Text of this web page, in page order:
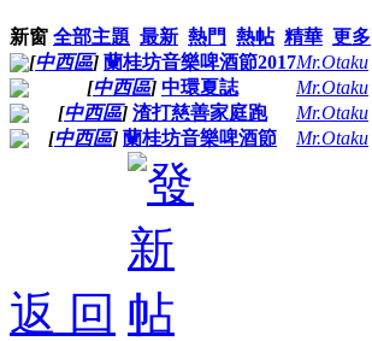
新窗 全部主題 最新 熱門 熱帖 精華 更多
[中西區] 蘭桂坊音樂啤酒節2017Mr.Otaku
[中西區] 中環夏誌 Mr.Otaku
[中西區] 渣打慈善家庭跑 Mr.Otaku
[中西區] 蘭桂坊音樂啤酒節 Mr.Otaku
返 回